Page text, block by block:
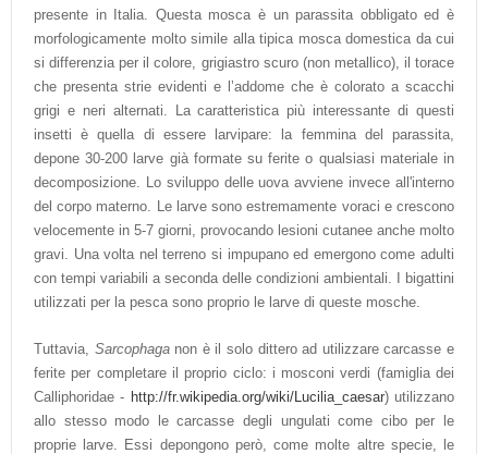
presente in Italia. Questa mosca è un parassita obbligato ed è
morfologicamente molto simile alla tipica mosca domestica da cui
si differenzia per il colore, grigiastro scuro (non metallico), il torace
che presenta strie evidenti e l’addome che è colorato a scacchi
grigi e neri alternati. La caratteristica più interessante di questi
insetti è quella di essere larvipare: la femmina del parassita,
depone 30-200 larve già formate su ferite o qualsiasi materiale in
decomposizione. Lo sviluppo delle uova avviene invece all'interno
del corpo materno. Le larve sono estremamente voraci e crescono
velocemente in 5-7 giorni, provocando lesioni cutanee anche molto
gravi. Una volta nel terreno si impupano ed emergono come adulti
con tempi variabili a seconda delle condizioni ambientali. I bigattini
utilizzati per la pesca sono proprio le larve di queste mosche.
Tuttavia, Sarcophaganon è il solo dittero ad utilizzare carcasse e
ferite per completare il proprio ciclo: i mosconi verdi (famiglia dei
Calliphoridae - http://fr.wikipedia.org/wiki/Lucilia_caesar) utilizzano
allo stesso modo le carcasse degli ungulati come cibo per le
proprie larve. Essi depongono però, come molte altre specie, le